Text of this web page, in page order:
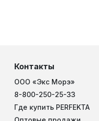
Контакты
ООО «Экс Морэ»
8-800-250-25-33
Где купить PERFEKTA